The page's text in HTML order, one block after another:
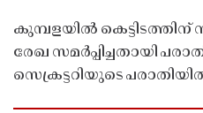
കുമ്പളയിൽ കെട്ടിടത്തിന്
രേഖ സമർപ്പിച്ചതായി
സെക്രട്ടറിയുടെ